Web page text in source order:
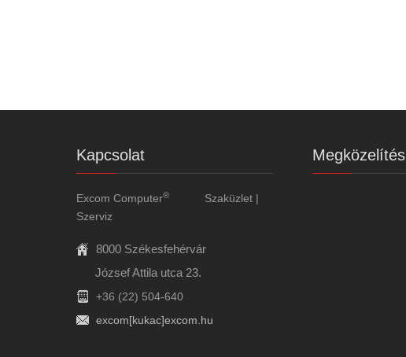
Kapcsolat
Excom Computer® Szaküzlet |
Szerviz
8000 Székesfehérvár
József Attila utca 23.
+36 (22) 504-640
excom[kukac]excom.hu
Megközelítés